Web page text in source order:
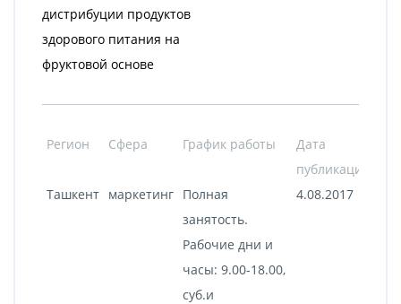
дистрибуции продуктов
здорового питания на
фруктовой основе
Регион Сфера График работы
Дата
публикации
Ташкент маркетинг Полная
занятость.
Рабочие дни и
часы: 9.00-18.00,
суб.и
4.08.2017